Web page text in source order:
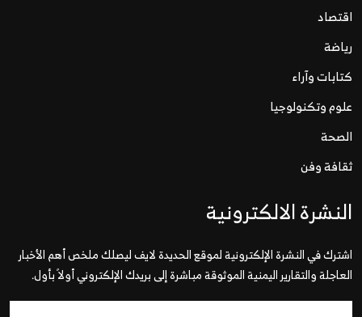
اقتصاد
رياضة
كتابات وآراء
علوم وتكنولوجيا
الصحة
ثقافة وفن
النشرة الالكترونية
اشترك في النشرة الإلكترونية لموقع الحديدة لايف ليصلك ملخص أهم الأخبار
العاجلة والتقارير اليمنية الموثوقة مباشرة إلى بريدك الإلكتروني أولاً بأول.